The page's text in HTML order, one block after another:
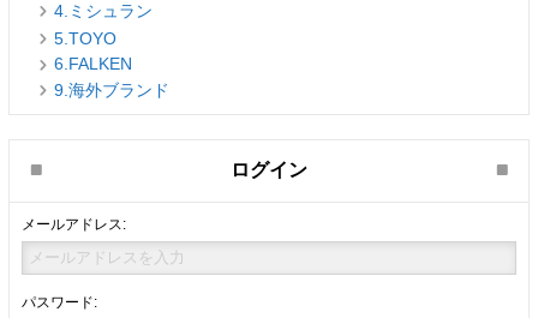
4.ミシュラン
5.TOYO
6.FALKEN
9.海外ブランド
ログイン
メールアドレス:
パスワード: